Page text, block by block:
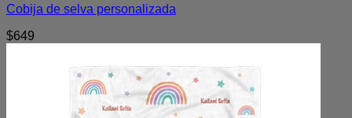
Cobija de selva personalizada
$649